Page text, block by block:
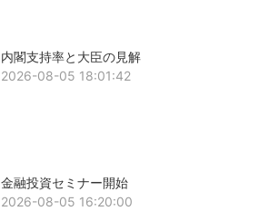
内閣支持率と大臣の見解
2026-08-05 18:01:42
金融投資セミナー開始
2026-08-05 16:20:00